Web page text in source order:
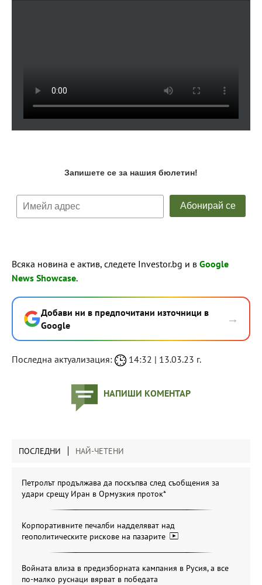
Всяка новина е актив, следете Investor.bg и в Google
News Showcase.
Добави ни в предпочитани източници в
Google
→
Последна актуализация: 14:32 | 13.03.23 г.
НАПИШИ КОМЕНТАР
ПОСЛЕДНИ НАЙ-ЧЕТЕНИ
Петролът продължава да поскъпва след съобщения за
удари срещу Иран в Ормузкия проток*
Корпоративните печалби надделяват над
геополитическите рискове на пазарите
Войната влиза в предизборната кампания в Русия, а все
по-малко руснаци вярват в победата